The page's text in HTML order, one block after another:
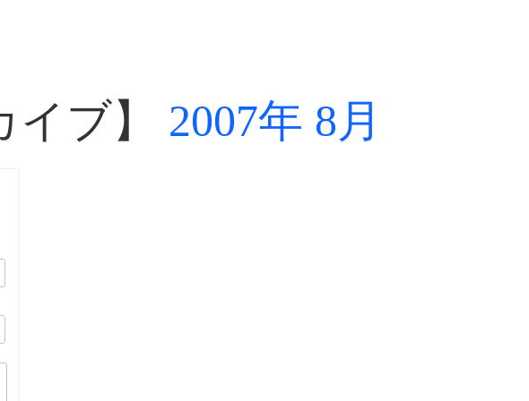
イブ】 2007年 8月